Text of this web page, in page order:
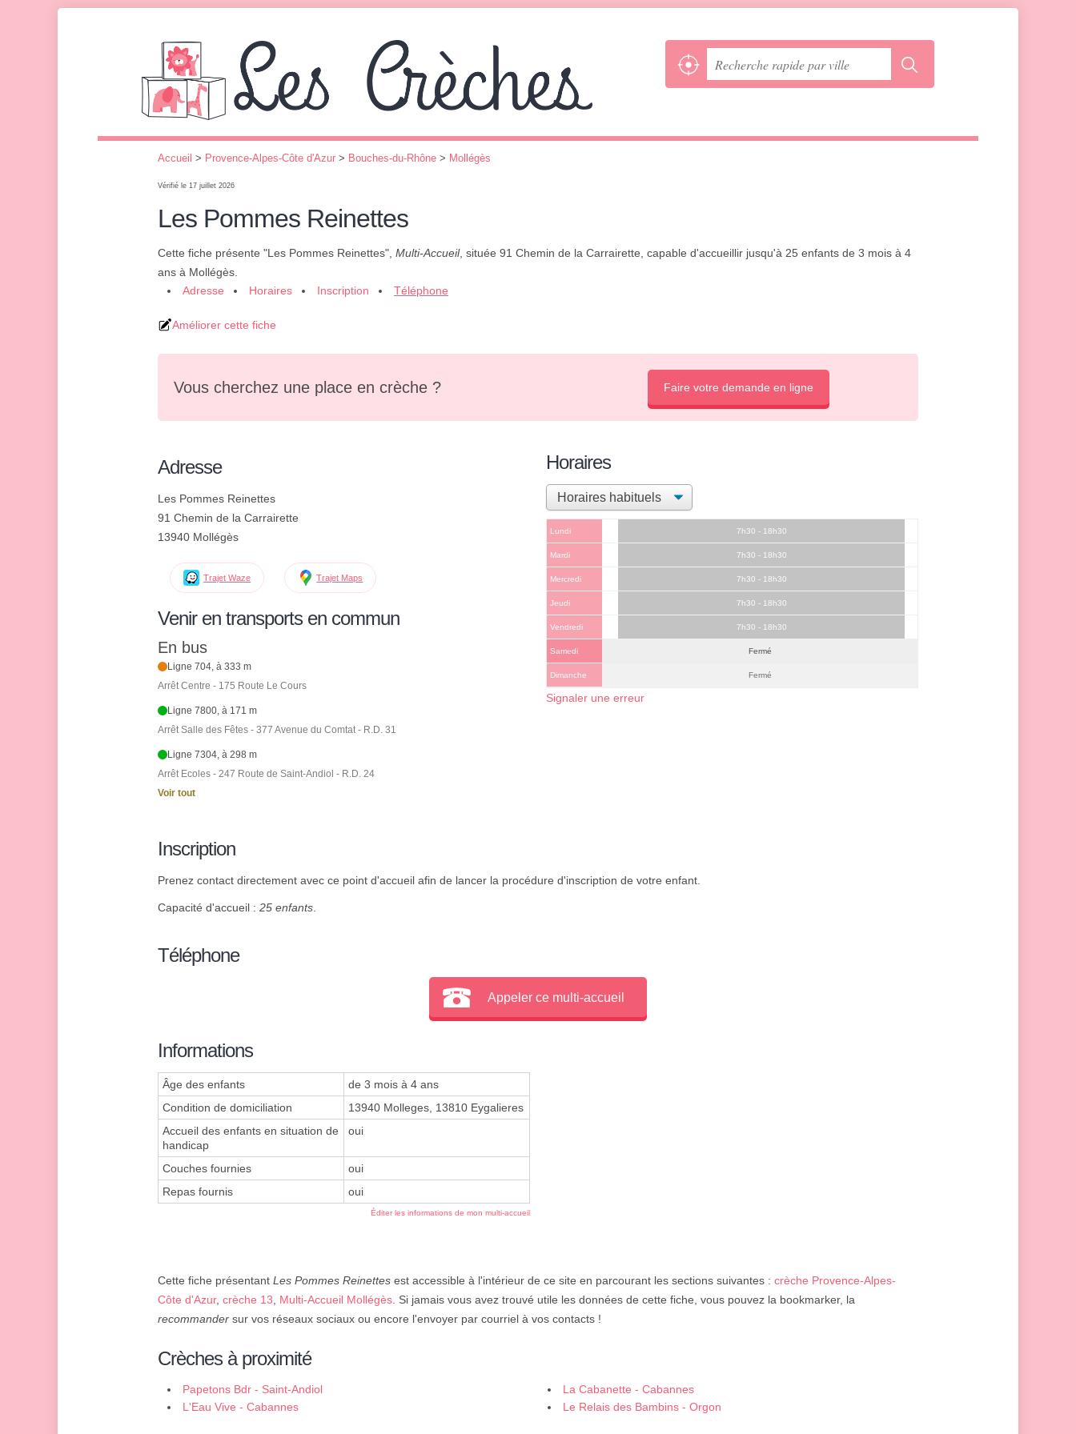
Accueil > Provence-Alpes-Côte d'Azur > Bouches-du-Rhône > Mollégès
Vérifié le 17 juillet 2026
Les Pommes Reinettes
Cette fiche présente "Les Pommes Reinettes", Multi-Accueil, située 91 Chemin de la Carrairette, capable d'accueillir jusqu'à 25 enfants de 3 mois à 4
ans à Mollégès.
Adresse
Horaires Inscription Téléphone
Améliorer cette fiche
Vous cherchez une place en crèche ? Faire votre demande en ligne
Adresse
Les Pommes Reinettes
91 Chemin de la Carrairette
13940 Mollégès
Trajet Waze Trajet Maps
Venir en transports en commun
En bus
Ligne 704, à 333 m
Arrêt Centre - 175 Route Le Cours
Ligne 7800, à 171 m
Arrêt Salle des Fêtes - 377 Avenue du Comtat - R.D. 31
Ligne 7304, à 298 m
Arrêt Ecoles - 247 Route de Saint-Andiol - R.D. 24
Voir tout
Horaires
Lundi 7h30 - 18h30
Mardi 7h30 - 18h30
Mercredi 7h30 - 18h30
Jeudi 7h30 - 18h30
Vendredi 7h30 - 18h30
Samedi Fermé
Dimanche Fermé
Signaler une erreur
Inscription
Prenez contact directement avec ce point d'accueil afin de lancer la procédure d'inscription de votre enfant.
Capacité d'accueil : 25 enfants.
Téléphone
Appeler ce multi-accueil
Informations
Âge des enfants
de 3 mois à 4 ans
Condition de domiciliation
13940 Molleges, 13810 Eygalieres
Accueil des enfants en situation de
handicap
oui
Couches fournies
oui
Repas fournis
oui
Éditer les informations de mon multi-accueil
Cette fiche présentant Les Pommes Reinettes est accessible à l'intérieur de ce site en parcourant les sections suivantes : crèche Provence-Alpes-
Côte d'Azur, crèche 13, Multi-Accueil Mollégès. Si jamais vous avez trouvé utile les données de cette fiche, vous pouvez la bookmarker, la
recommander sur vos réseaux sociaux ou encore l'envoyer par courriel à vos contacts !
Crèches à proximité
Papetons Bdr - Saint-Andiol
La Cabanette - Cabannes
L'Eau Vive - Cabannes
Le Relais des Bambins - Orgon